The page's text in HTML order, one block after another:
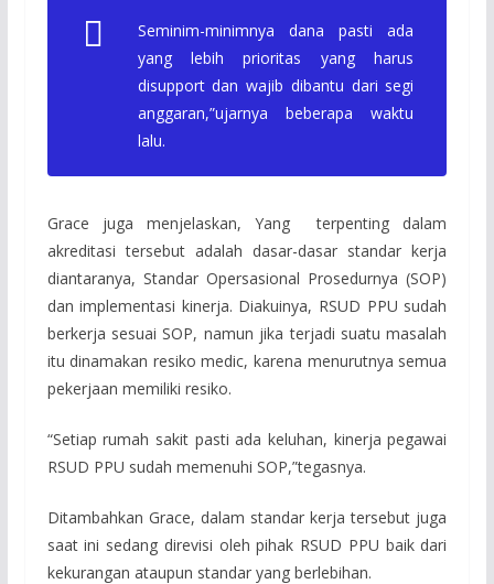
Seminim-minimnya dana pasti ada
yang lebih prioritas yang harus
disupport dan wajib dibantu dari segi
anggaran,”ujarnya beberapa waktu
lalu.
Grace juga menjelaskan, Yang terpenting dalam
akreditasi tersebut adalah dasar-dasar standar kerja
diantaranya, Standar Opersasional Prosedurnya (SOP)
dan implementasi kinerja. Diakuinya, RSUD PPU sudah
berkerja sesuai SOP, namun jika terjadi suatu masalah
itu dinamakan resiko medic, karena menurutnya semua
pekerjaan memiliki resiko.
“Setiap rumah sakit pasti ada keluhan, kinerja pegawai
RSUD PPU sudah memenuhi SOP,”tegasnya.
Ditambahkan Grace, dalam standar kerja tersebut juga
saat ini sedang direvisi oleh pihak RSUD PPU baik dari
kekurangan ataupun standar yang berlebihan.